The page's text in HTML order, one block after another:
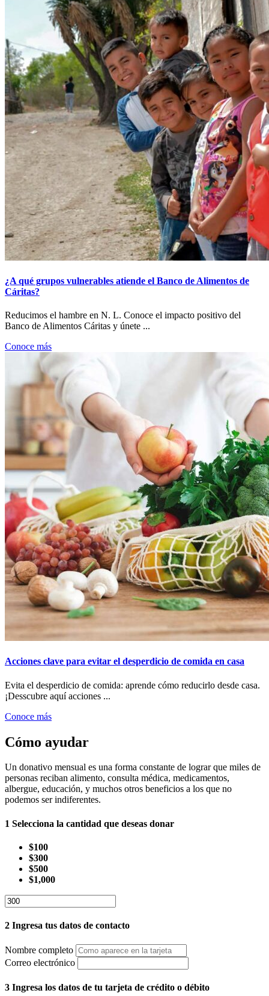
¿A qué grupos vulnerables atiende el Banco de Alimentos de
Cáritas?
Reducimos el hambre en N. L. Conoce el impacto positivo del
Banco de Alimentos Cáritas y únete ...
Conoce más
Acciones clave para evitar el desperdicio de comida en casa
Evita el desperdicio de comida: aprende cómo reducirlo desde casa.
¡Desscubre aquí acciones ...
Conoce más
Cómo ayudar
Un donativo mensual es una forma constante de lograr que miles de
personas reciban alimento, consulta médica, medicamentos,
albergue, educación, y muchos otros beneficios a los que no
podemos ser indiferentes.
1 Selecciona la cantidad que deseas donar
$100
$300
$500
$1,000
2 Ingresa tus datos de contacto
Nombre completo
Correo electrónico
3 Ingresa los datos de tu tarjeta de crédito o débito